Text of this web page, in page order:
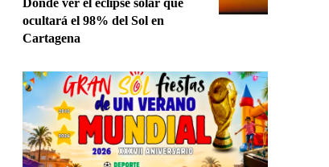
Dónde ver el eclipse solar que
ocultará el 98% del Sol en
Cartagena